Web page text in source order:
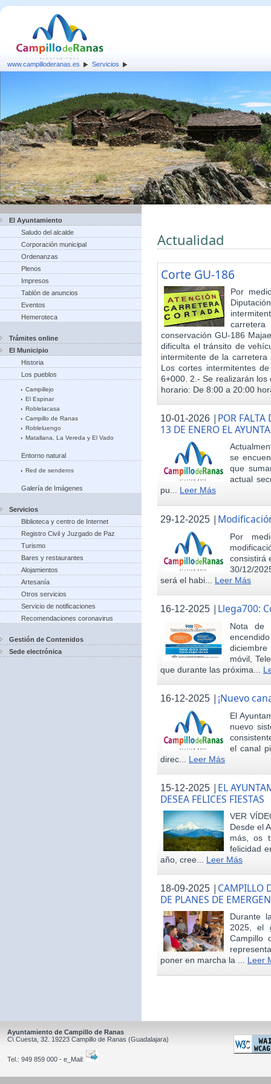
www.campilloderanas.es Servicios
El Ayuntamiento
Saludo del alcalde
Corporación municipal
Ordenanzas
Plenos
Impresos
Tablón de anuncios
Eventos
Hemeroteca
Trámites online
El Municipio
Historia
Los pueblos
Campillejo
El Espinar
Roblelacasa
Campillo de Ranas
Robleluengo
Matallana, La Vereda y El Vado
Entorno natural
Red de senderos
Galería de Imágenes
Servicios
Biblioteca y centro de Internet
Registro Civil y Juzgado de Paz
Turismo
Bares y restaurantes
Alojamientos
Artesanía
Otros servicios
Servicio de notificaciones
Recomendaciones coronavirus
Gestión de Contenidos
Sede electrónica
Actualidad
Corte GU-186
Por
conservación GU-186
dificulta el tránsito de
intermitente de la
Los cortes intermitentes
6+000. 2.- Se realizarán
horario: De 8:00 a 20:00
10-01-2026 | POR FALTA
13 DE ENERO EL
se
que
actual
pu... Leer Más
29-12-2025 |
Por
consistirá
30/12/
será el habi... Leer Más
16-12-2025 | Llega700:
Nota de
móvil,
que durante las próxima...
16-12-2025 | ¡Nuevo
El
nuevo
el canal
direc... Leer Más
15-12-2025 | EL
DESEA FELICES FIESTAS
VER
Desde el
más, os
felicidad
año, cree... Leer Más
18-09-2025 | CAMPILLO
DE PLANES DE
Durante
2025, el
Campillo
poner en marcha la ... Leer
Ayuntamiento de Campillo de Ranas
C\ Cuesta, 32. 19223 Campillo de Ranas (Guadalajara)
Tel.: 949 859 000 - e_Mail: